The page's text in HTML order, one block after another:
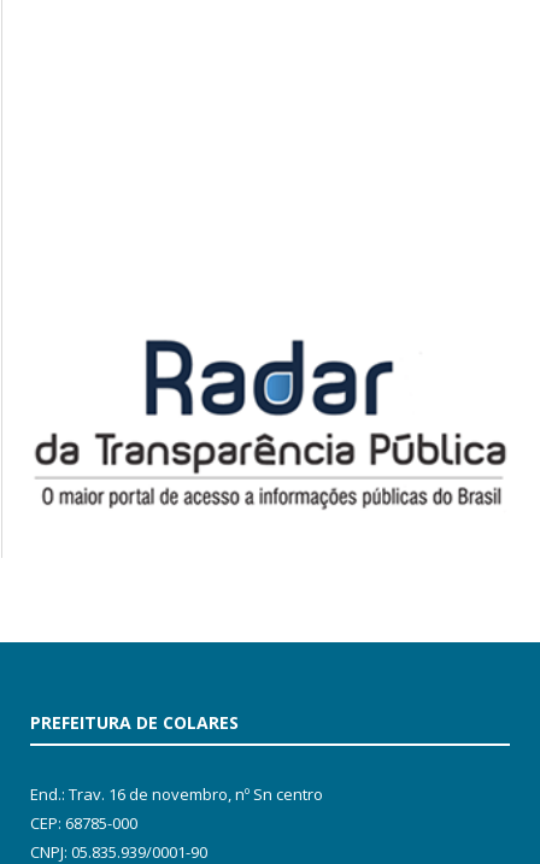
PREFEITURA DE COLARES
End.: Trav. 16 de novembro, nº Sn centro
CEP: 68785-000
CNPJ: 05.835.939/0001-90